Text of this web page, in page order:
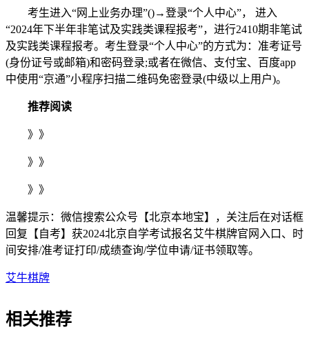
考生进入“网上业务办理”()→登录“个人中心”， 进入
“2024年下半年非笔试及实践类课程报考”，进行2410期非笔试
及实践类课程报考。考生登录“个人中心”的方式为：准考证号
(身份证号或邮箱)和密码登录;或者在微信、支付宝、百度app
中使用“京通”小程序扫描二维码免密登录(中级以上用户)。
推荐阅读
》》
》》
》》
温馨提示：微信搜索公众号【北京本地宝】，关注后在对话框
回复【自考】获2024北京自学考试报名艾牛棋牌官网入口、时
间安排/准考证打印/成绩查询/学位申请/证书领取等。
艾牛棋牌
相关推荐